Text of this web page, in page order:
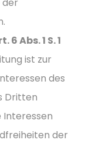
Abs. 1 S. 1
ist zur
des
Dritten
der